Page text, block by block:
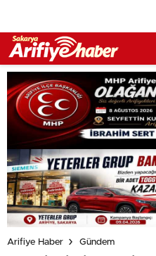
Arifiye Haber Gündem